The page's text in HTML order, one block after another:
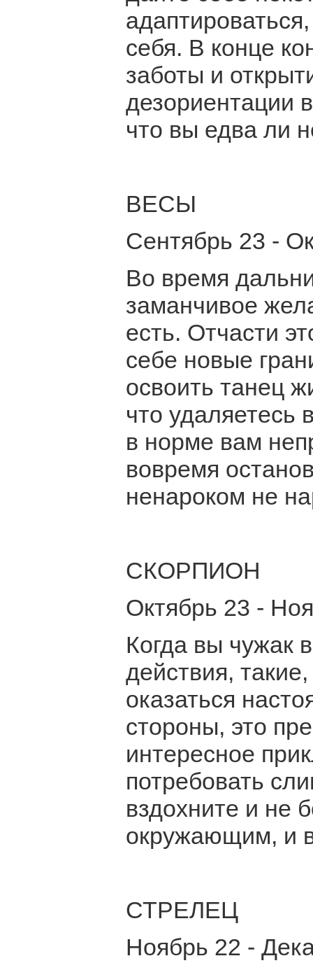
себя. В конце
заботы и
дезориентации
что вы едва ли
ВЕСЫ
Сентябрь 23 -
Во время
заманчивое
есть. Отчасти
себе новые
освоить танец
что удаляетесь
в норме вам
вовремя
ненароком не
СКОРПИОН
Октябрь 23 -
Когда вы чужак
действия,
оказаться
стороны, это
интересное
потребовать
вздохните и не
окружающим, и
СТРЕЛЕЦ
Ноябрь 22 -